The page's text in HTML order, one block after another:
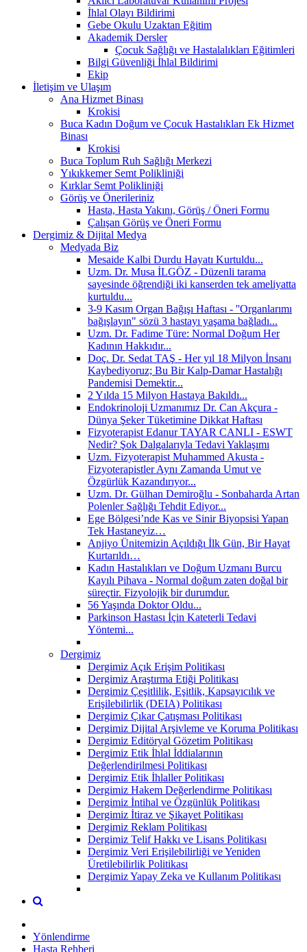
İhlal Olayı Bildirimi
Gebe Okulu Uzaktan Eğitim
Akademik Dersler
Çocuk Sağlığı ve Hastalalıkları Eğitimleri
Bilgi Güvenliği İhlal Bildirimi
Ekip
İletişim ve Ulaşım
Ana Hizmet Binası
Krokisi
Buca Kadın Doğum ve Çocuk Hastalıkları Ek Hizmet
Binası
Krokisi
Buca Toplum Ruh Sağlığı Merkezi
Yıkıkkemer Semt Polikliniği
Kırklar Semt Polikliniği
Görüş ve Önerileriniz
Hasta, Hasta Yakını, Görüş / Öneri Formu
Çalışan Görüş ve Öneri Formu
Dergimiz & Dijital Medya
Medyada Biz
Mesaide Kalbi Durdu Hayatı Kurtuldu...
Uzm. Dr. Musa İLGÖZ - Düzenli tarama
sayesinde öğrendiği iki kanserden tek ameliyatta
kurtuldu...
3-9 Kasım Organ Bağışı Haftası - ''Organlarımı
bağışlayın" sözü 3 hastayı yaşama bağladı...
Uzm. Dr. Fadime Türe: Normal Doğum Her
Kadının Hakkıdır...
Doç. Dr. Sedat TAŞ - Her yıl 18 Milyon İnsanı
Kaybediyoruz; Bu Bir Kalp-Damar Hastalığı
Pandemisi Demektir...
2 Yılda 15 Milyon Hastaya Bakıldı...
Endokrinoloji Uzmanımız Dr. Can Akçura -
Dünya Şeker Tüketimine Dikkat Haftası
Fizyoterapist Edanur TAYAR CANLI - ESWT
Nedir? Şok Dalgalarıyla Tedavi Yaklaşımı
Uzm. Fizyoterapist Muhammed Akusta -
Fizyoterapistler Aynı Zamanda Umut ve
Özgürlük Kazandırıyor...
Uzm. Dr. Gülhan Demiroğlu - Sonbaharda Artan
Polenler Sağlığı Tehdit Ediyor...
Ege Bölgesi’nde Kas ve Sinir Biyopsisi Yapan
Tek Hastaneyiz…
Anjiyo Ünitemizin Açıldığı İlk Gün, Bir Hayat
Kurtarıldı…
Kadın Hastalıkları ve Doğum Uzmanı Burcu
Kayılı Pihava - Normal doğum zaten doğal bir
süreçtir. Fizyolojik bir durumdur.
56 Yaşında Doktor Oldu...
Parkinson Hastası İçin Kateterli Tedavi
Yöntemi...
Dergimiz
Dergimiz Açık Erişim Politikası
Dergimiz Araştırma Etiği Politikası
Dergimiz Çeşitlilik, Eşitlik, Kapsayıcılık ve
Erişilebilirlik (DEIA) Politikası
Dergimiz Çıkar Çatışması Politikası
Dergimiz Dijital Arşivleme ve Koruma Politikası
Dergimiz Editöryal Gözetim Politikası
Dergimiz Etik İhlal İddialarının
Değerlendirilmesi Politikası
Dergimiz Etik İhlaller Politikası
Dergimiz Hakem Değerlendirme Politikası
Dergimiz İntihal ve Özgünlük Politikası
Dergimiz İtiraz ve Şikayet Politikası
Dergimiz Reklam Politikası
Dergimiz Telif Hakkı ve Lisans Politikası
Dergimiz Veri Erişilebilirliği ve Yeniden
Üretilebilirlik Politikası
Dergimiz Yapay Zeka ve Kullanım Politikası
Yönlendirme
Hasta Rehberi